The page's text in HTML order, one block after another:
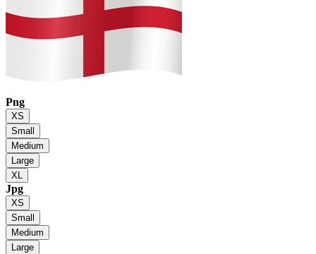
Png
XS
Small
Medium
Large
XL
Jpg
XS
Small
Medium
Large